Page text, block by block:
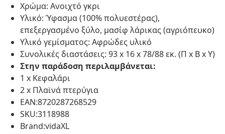
Χρώμα: Ανοιχτό γκρι
Υλικό: Ύφασμα (100% πολυεστέρας),
επεξεργασμένο ξύλο, μασίφ λάρικας (αγριόπευκο)
Υλικό γεμίσματος: Αφρώδες υλικό
Συνολικές διαστάσεις: 93 x 16 x 78/88 εκ. (Π x Β x Υ)
Στην παράδοση περιλαμβάνεται:
1 x Κεφαλάρι
2 x Πλαϊνά πτερύγια
EAN:8720287268529
SKU:3118988
Brand:vidaXL